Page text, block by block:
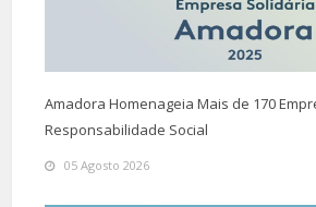
Amadora Homenageia Mais de 170
Responsabilidade Social
05 Agosto 2026